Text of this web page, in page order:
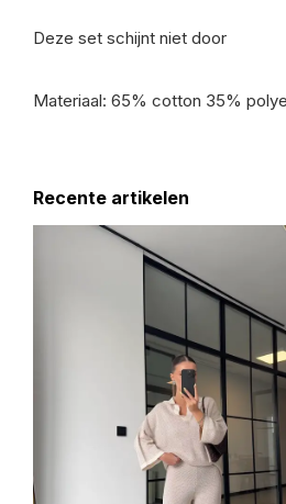
Deze set schijnt niet door
Materiaal: 65% cotton 35%
Recente artikelen